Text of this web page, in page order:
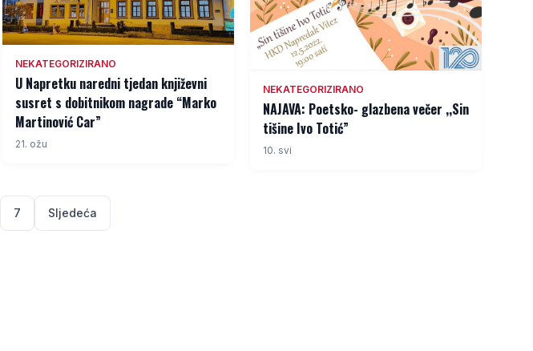
NEKATEGORIZIRANO
U Napretku naredni tjedan književni
susret s dobitnikom nagrade “Marko
Martinović Car”
21. ožu
NEKATEGORIZIRANO
NAJAVA: Poetsko- glazbena večer ,,Sin
tišine Ivo Totić”
10. svi
7 Sljedeća